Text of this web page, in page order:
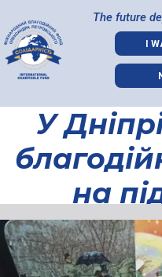
The future
I
У
на
Демида